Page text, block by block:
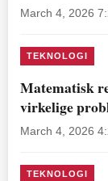
March 4, 2026
TEKNOLOGI
Matematisk
virkelige
March 4, 2026
TEKNOLOGI